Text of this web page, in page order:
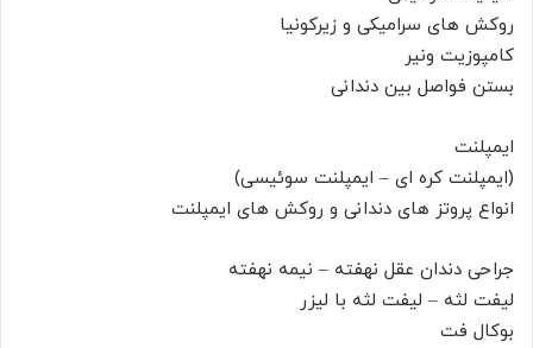
روکش های سرامیکی و زیرکونیا
کامپوزیت ونیر
بستن فواصل بین دندانی
ایمپلنت
(ایمپلنت کره ای – ایمپلنت سوئیسی)
انواع پروتز های دندانی و روکش های ایمپلنت
جراحی دندان عقل نهفته – نیمه نهفته
لیفت لثه – لیفت لثه با لیزر
بوکال فت